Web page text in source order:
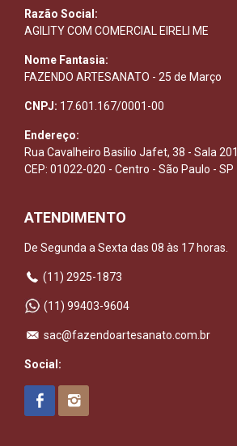
Razão Social:
AGILITY COM COMERCIAL EIRELI ME
Nome Fantasia:
FAZENDO ARTESANATO - 25 de Março
CNPJ: 17.601.167/0001-00
Endereço:
Rua Cavalheiro Basilio Jafet, 38 - Sala 201
CEP: 01022-020 - Centro - São Paulo - SP
ATENDIMENTO
De Segunda a Sexta das 08 às 17 horas.
(11) 2925-1873
(11) 99403-9604
sac@fazendoartesanato.com.br
Social: